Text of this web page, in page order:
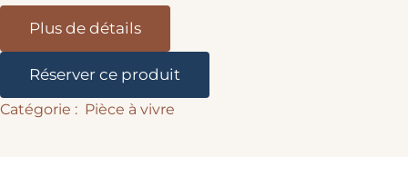
Plus de détails
Réserver ce produit
Pièce à vivre